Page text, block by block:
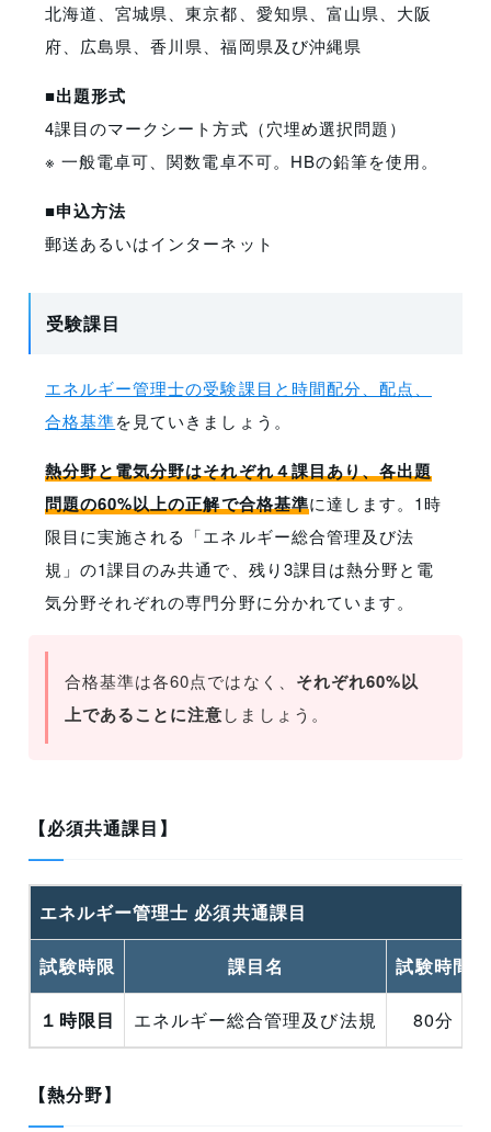
北海道、宮城県、東京都、愛知県、富山県、大阪
府、広島県、香川県、福岡県及び沖縄県
■出題形式
4課目のマークシート方式（穴埋め選択問題）
※ 一般電卓可、関数電卓不可。HBの鉛筆を使用。
■申込方法
郵送あるいはインターネット
受験課目
エネルギー管理士の受験課目と時間配分、配点、
合格基準を見ていきましょう。
熱分野と電気分野はそれぞれ４課目あり、各出題
問題の60%以上の正解で合格基準に達します。1時
限目に実施される「エネルギー総合管理及び法
規」の1課目のみ共通で、残り3課目は熱分野と電
気分野それぞれの専門分野に分かれています。
合格基準は各60点ではなく、 それぞれ60%以
上であることに注意しましょう。
【必須共通課目】
エネルギー管理士 必須共通課目
試験時限 課目名 試験時間
１時限目 エネルギー総合管理及び法規 80分
【熱分野】